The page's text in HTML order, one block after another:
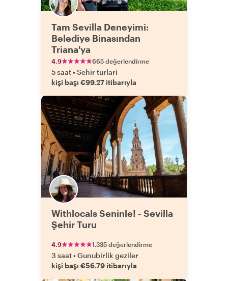
Tam Sevilla Deneyimi:
Belediye Binasından
Triana'ya
4.9 665 değerlendirme
5 saat•Sehir turlari
kişi başı €99.27 itibarıyla
Withlocals Seninle! - Sevilla
Şehir Turu
4.9 1.335 değerlendirme
3 saat•Gunubirlik geziler
kişi başı €56.79 itibarıyla